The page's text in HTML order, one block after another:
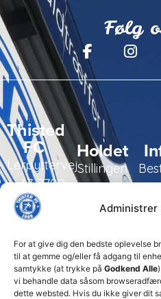
Administrer
For at give dig den bedste oplevelse
til at gemme og/eller få adgang til
samtykke (at trykke på Godkend Alle
vi behandle data såsom
dette websted. Hvis du ikke giver dit
Følg
Thisted
FC
Lerpyttervej
37, 7700
Thisted
99 19
19
Holdet
Stillingen
Trænerteamet